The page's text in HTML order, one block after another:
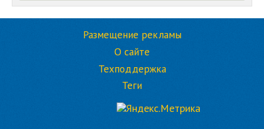
Размещение рекламы
О сайте
Техподдержка
Теги